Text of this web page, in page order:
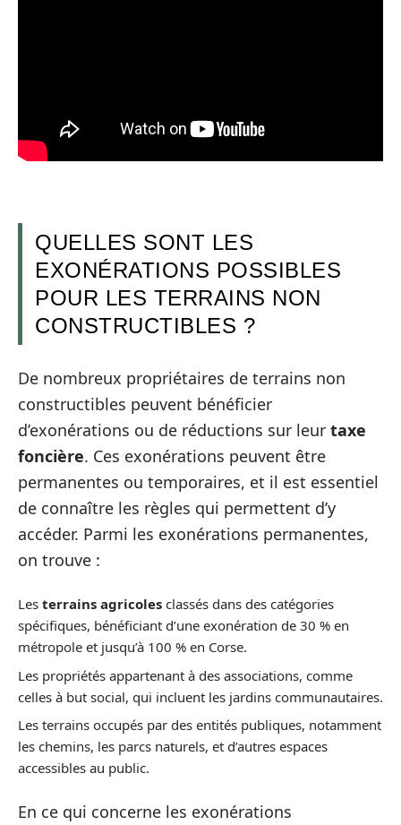
QUELLES SONT LES
EXONÉRATIONS POSSIBLES
POUR LES TERRAINS NON
CONSTRUCTIBLES ?
De nombreux propriétaires de terrains non
constructibles peuvent bénéficier
d’exonérations ou de réductions sur leur taxe
foncière. Ces exonérations peuvent être
permanentes ou temporaires, et il est essentiel
de connaître les règles qui permettent d’y
accéder. Parmi les exonérations permanentes,
on trouve :
Les terrains agricoles classés dans des catégories
spécifiques, bénéficiant d’une exonération de 30 % en
métropole et jusqu’à 100 % en Corse.
Les propriétés appartenant à des associations, comme
celles à but social, qui incluent les jardins communautaires.
Les terrains occupés par des entités publiques, notamment
les chemins, les parcs naturels, et d’autres espaces
accessibles au public.
En ce qui concerne les exonérations